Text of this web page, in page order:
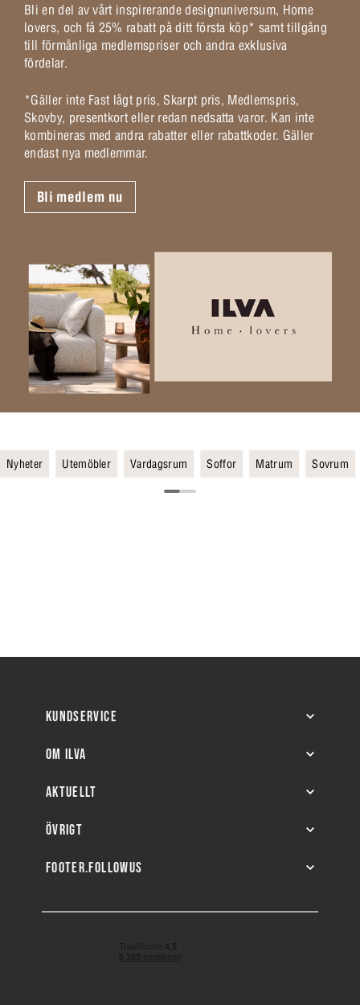
Bli en del av vårt inspirerande designuniversum, Home
lovers, och få 25% rabatt på ditt första köp* samt tillgång
till förmånliga medlemspriser och andra exklusiva
fördelar.
*Gäller inte Fast lågt pris, Skarpt pris, Medlemspris,
Skovby, presentkort eller redan nedsatta varor. Kan inte
kombineras med andra rabatter eller rabattkoder. Gäller
endast nya medlemmar.
Bli medlem nu
Nyheter Utemöbler Vardagsrum Soffor Matrum Sovrum
KUNDSERVICE
OM ILVA
AKTUELLT
ÖVRIGT
FOOTER.FOLLOWUS